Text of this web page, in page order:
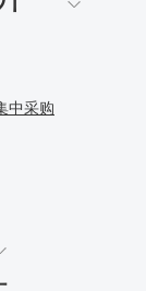
中采购